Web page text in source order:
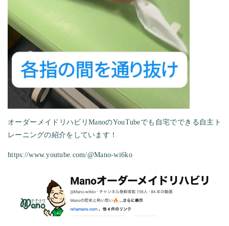
オーダーメイドリハビリManoのYouTubeでも自宅でできる自主ト
レーニングの紹介をしています！
https://www.youtube.com/@Mano-wi6ko